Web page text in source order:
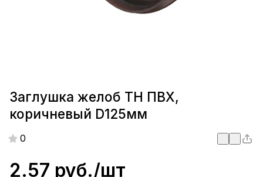
Заглушка желоб ТН ПВХ,
коричневый D125мм
0
2.57 руб./шт